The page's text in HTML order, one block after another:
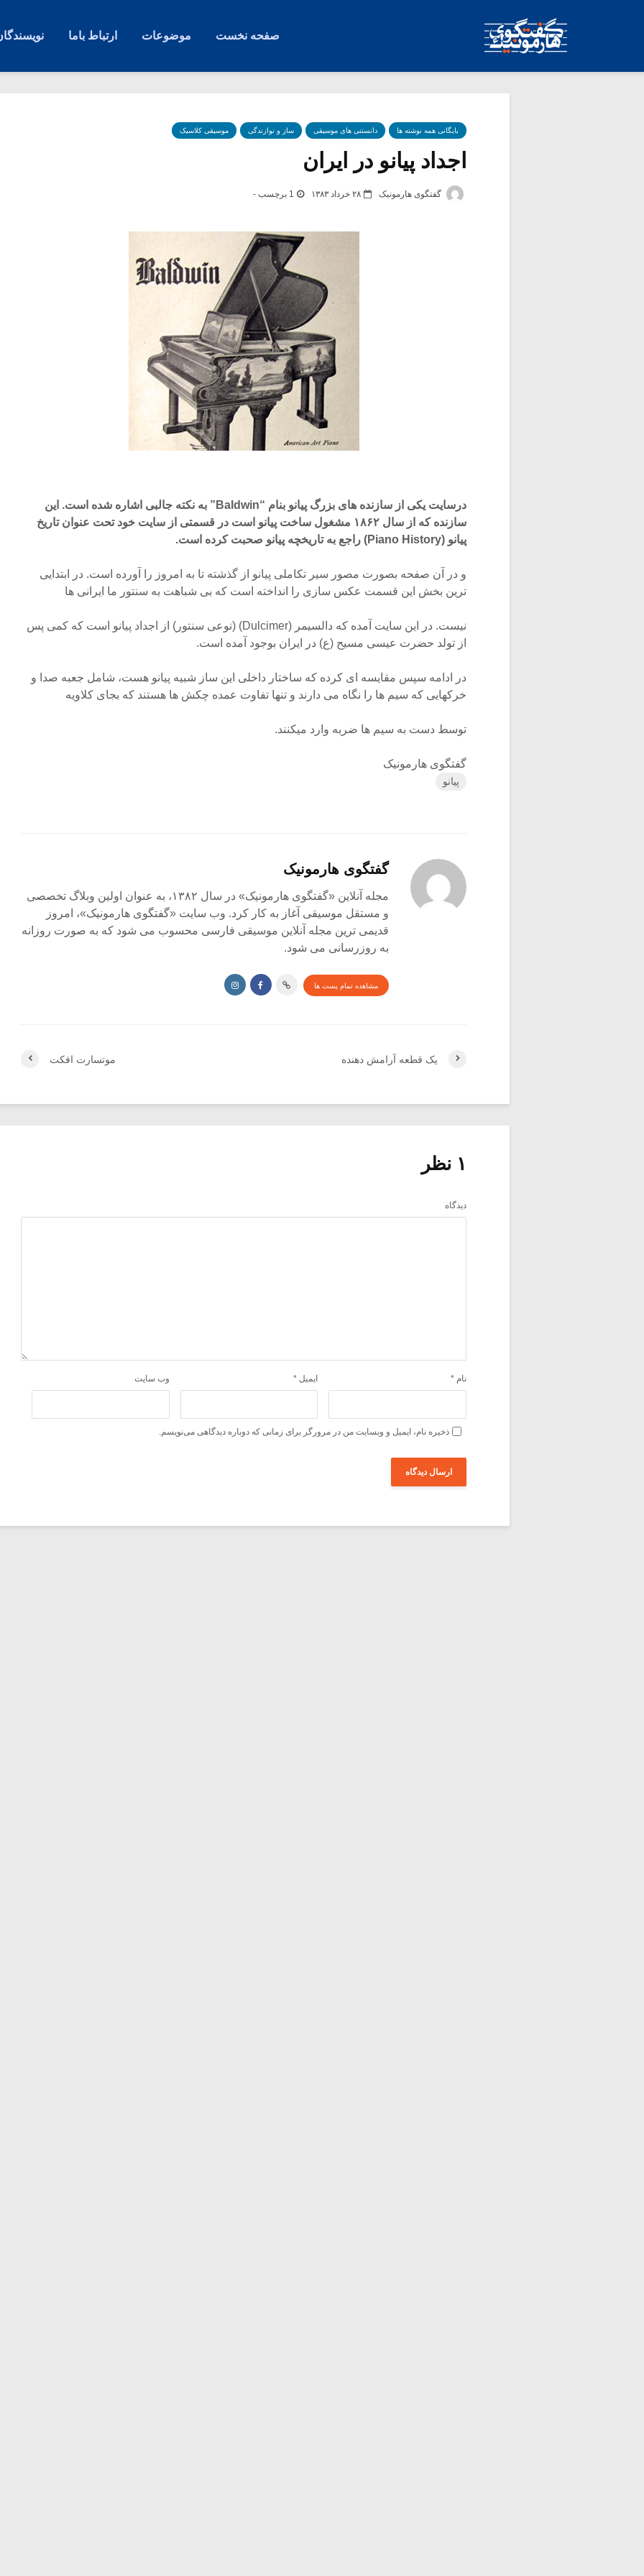
صفحه نخست موضوعات ارتباط باما
بایگانی همه نوشته ها دانستنی های موسیقی ساز و نوازندگی موسیقی کلاسیک
اجداد پیانو در ایران
گفتگوی هارمونیک ۲۸ خرداد ۱۳۸۳ 1 برچسب -
درسایت یکی از سازنده های بزرگ پیانو بنام “Baldwin” به نکته جالبی اشاره شده است. این
سازنده که از سال ۱۸۶۲ مشغول ساخت پیانو است در قسمتی از سایت خود تحت عنوان تاریخ
پیانو (Piano History) راجع به تاریخچه پیانو صحبت کرده است.
و در آن صفحه بصورت مصور سیر تکاملی پیانو از گذشته تا به امروز را آورده است. در ابتدایی
ترین بخش این قسمت عکس سازی را انداخته است که بی شباهت به سنتور ما ایرانی ها
نیست. در این سایت آمده که دالسیمر (Dulcimer) (نوعی سنتور) از اجداد پیانو است که کمی پس
از تولد حضرت عیسی مسیح (ع) در ایران بوجود آمده است.
در ادامه سپس مقایسه ای کرده که ساختار داخلی این ساز شبیه پیانو هست، شامل جعبه صدا و
خرکهایی که سیم ها را نگاه می دارند و تنها تفاوت عمده چکش ها هستند که بجای کلاویه
توسط دست به سیم ها ضربه وارد میکنند.
گفتگوی هارمونیک
پیانو
گفتگوی هارمونیک
مجله آنلاین «گفتگوی هارمونیک» در سال ۱۳۸۲، به عنوان اولین وبلاگ تخصصی
و مستقل موسیقی آغاز به کار کرد. وب سایت «گفتگوی هارمونیک»، امروز
قدیمی ترین مجله آنلاین موسیقی فارسی محسوب می شود که به صورت روزانه
به روزرسانی می شود.
مشاهده تمام پست ها
موتسارت افکت یک قطعه آرامش دهنده
۱ نظر
دیدگاه
نام * ایمیل * وب‌ سایت
ذخیره نام، ایمیل و وبسایت من در مرورگر برای زمانی که دوباره دیدگاهی می‌نویسم.